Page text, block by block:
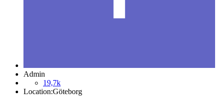
Admin
19,7k
Location:Göteborg